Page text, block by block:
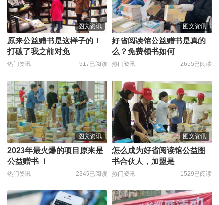
图文资讯
原来公益赠书是这样子的！
打破了我之前对免
热门资讯 917已阅读
图文资讯
好省阅读馆公益赠书是真的
么？免费领书如何
热门资讯 2655已阅读
图文资讯
2023年最火爆的项目原来是
公益赠书 ！
热门资讯 2345已阅读
图文资讯
怎么成为好省阅读馆公益图
书合伙人，加盟是
热门资讯 1529已阅读